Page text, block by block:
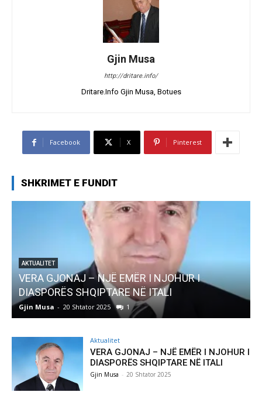
Gjin Musa
http://dritare.info/
Dritare.Info Gjin Musa, Botues
Facebook X Pinterest
SHKRIMET E FUNDIT
AKTUALITET
Pregaditi Gjin Musa-Rome- Shtator 2025
Gjin Musa 8 Shtator 2025 0
Aktualitet
VERA GJONAJ – NJË EMËR I NJOHUR I
DIASPORËS SHQIPTARE NË ITALI
Gjin Musa - 20 Shtator 2025